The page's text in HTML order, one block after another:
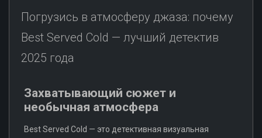
Погрузись в атмосферу джаза: почему
Best Served Cold — лучший детектив
2025 года
Захватывающий сюжет и
необычная атмосфера
Best Served Cold — это детективная визуальная